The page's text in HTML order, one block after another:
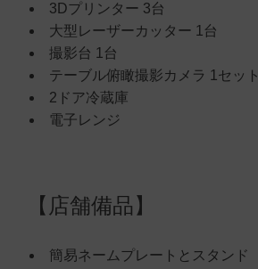
3Dプリンター 3台
大型レーザーカッター 1台
撮影台 1台
テーブル俯瞰撮影カメラ 1セット
2ドア冷蔵庫
電子レンジ
【店舗備品】
簡易ネームプレートとスタンド